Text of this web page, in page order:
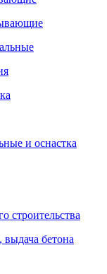
и оснастка
строительства
выдача бетона